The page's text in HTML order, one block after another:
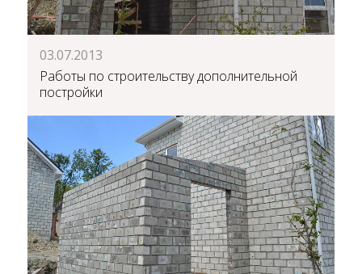
03.07.2013
Работы по строительству дополнительной
постройки